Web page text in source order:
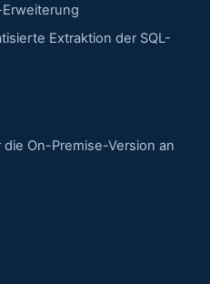
Erweiterung
Extraktion der SQL-
On-Premise-Version an